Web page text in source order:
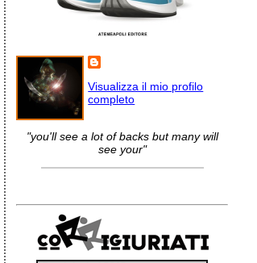
Visualizza il mio profilo
completo
"you'll see a lot of backs but many will
see your"